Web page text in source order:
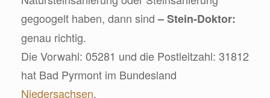
gegoogelt haben, dann sind– Stein-Doktor:
genau richtig.
Die Vorwahl: 05281 und die Postleitzahl: 31812
hat Bad Pyrmont im Bundesland
Niedersachsen.